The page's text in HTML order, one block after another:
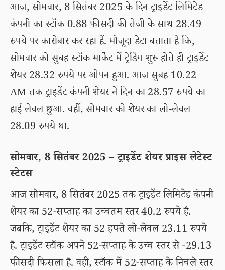
आज, सोमवार, 8 सितंबर 2025 के दिन ट्राइडेंट लिमिटेड
कंपनी का स्टॉक 0.88 फीसदी की तेजी के साथ 28.49
रुपये पर कारोबार कर रहा हैं. मौजूदा डेटा बताता है कि,
सोमवार को सुबह स्टॉक मार्केट में ट्रेडिंग शुरू होते ही ट्राइडेंट
शेयर 28.32 रुपये पर ओपन हुआ. आज सुबह 10.22
AM तक ट्राइडेंट कंपनी शेयर ने दिन का 28.57 रुपये का
हाई लेवल छुआ. वहीं, सोमवार को शेयर का लो-लेवल
28.09 रुपये था.
सोमवार, 8 सितंबर 2025 – ट्राइडेंट शेयर प्राइस लेटेस्ट
स्टेटस
आज सोमवार, 8 सितंबर 2025 तक ट्राइडेंट लिमिटेड कंपनी
शेयर का 52-सप्ताह का उच्चतम स्तर 40.2 रुपये है.
जबकि, ट्राइडेंट शेयर का 52 हफ्ते लो-लेवल 23.11 रुपये
है. ट्राइडेंट स्टॉक अपने 52-सप्ताह के उच्च स्तर से -29.13
फीसदी फिसला है. वही, स्टॉक में 52-सप्ताह के निचले स्तर